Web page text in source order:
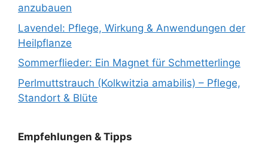
anzubauen
Lavendel: Pflege, Wirkung & Anwendungen der
Heilpflanze
Sommerflieder: Ein Magnet für Schmetterlinge
Perlmuttstrauch (Kolkwitzia amabilis) – Pflege,
Standort & Blüte
Empfehlungen & Tipps